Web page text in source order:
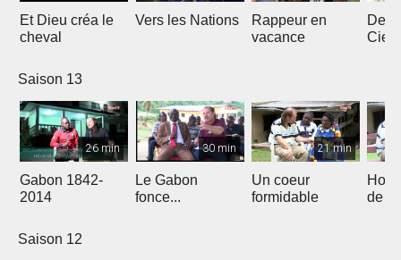
Et Dieu créa le
cheval
Vers les Nations
Rappeur en
vacance
Ciel
Saison 13
26 min
Gabon 1842-
2014
30 min
Le Gabon
fonce...
21 min
Un coeur
formidable
de
Saison 12